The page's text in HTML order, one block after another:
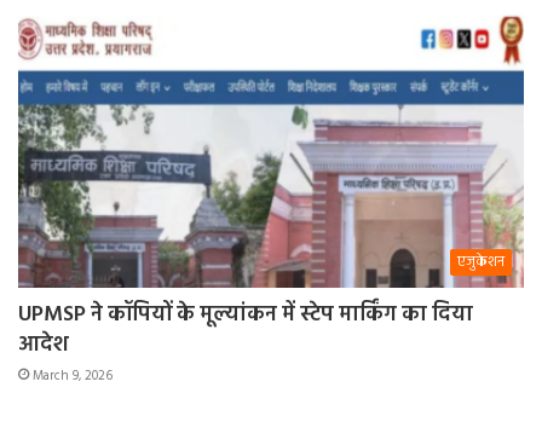
एजुकेशन
UPMSP ने कॉपियों के मूल्यांकन में स्टेप मार्किंग का दिया
आदेश
March 9, 2026